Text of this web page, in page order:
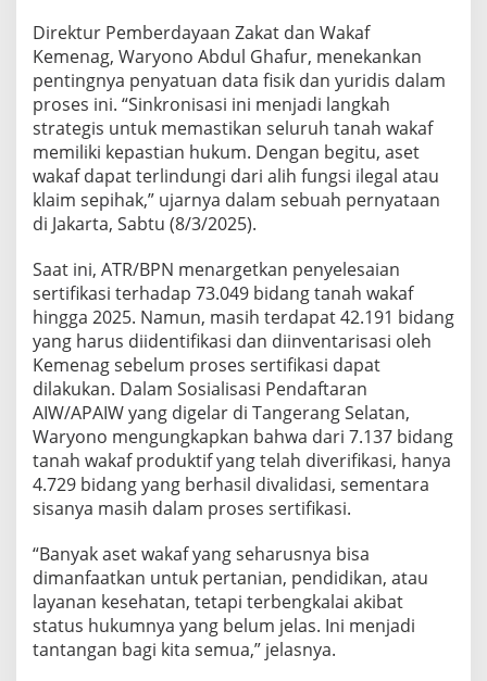
Direktur Pemberdayaan Zakat dan Wakaf
Kemenag, Waryono Abdul Ghafur, menekankan
pentingnya penyatuan data fisik dan yuridis dalam
proses ini. “Sinkronisasi ini menjadi langkah
strategis untuk memastikan seluruh tanah wakaf
memiliki kepastian hukum. Dengan begitu, aset
wakaf dapat terlindungi dari alih fungsi ilegal atau
klaim sepihak,” ujarnya dalam sebuah pernyataan
di Jakarta, Sabtu (8/3/2025).
Saat ini, ATR/BPN menargetkan penyelesaian
sertifikasi terhadap 73.049 bidang tanah wakaf
hingga 2025. Namun, masih terdapat 42.191 bidang
yang harus diidentifikasi dan diinventarisasi oleh
Kemenag sebelum proses sertifikasi dapat
dilakukan. Dalam Sosialisasi Pendaftaran
AIW/APAIW yang digelar di Tangerang Selatan,
Waryono mengungkapkan bahwa dari 7.137 bidang
tanah wakaf produktif yang telah diverifikasi, hanya
4.729 bidang yang berhasil divalidasi, sementara
sisanya masih dalam proses sertifikasi.
“Banyak aset wakaf yang seharusnya bisa
dimanfaatkan untuk pertanian, pendidikan, atau
layanan kesehatan, tetapi terbengkalai akibat
status hukumnya yang belum jelas. Ini menjadi
tantangan bagi kita semua,” jelasnya.